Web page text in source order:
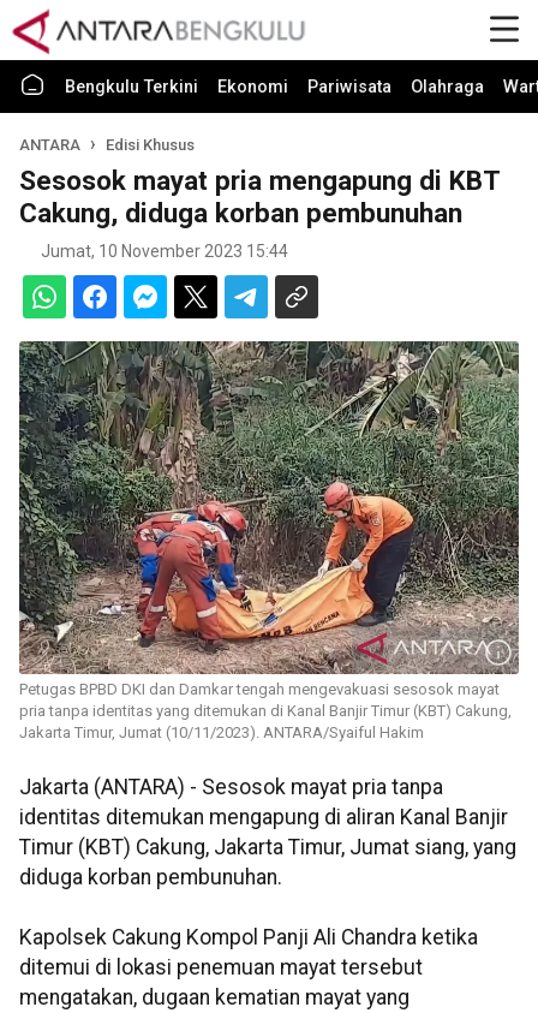
Bengkulu Terkini Ekonomi Pariwisata Olahraga
ANTARA Edisi Khusus
Sesosok mayat pria mengapung di KBT
Cakung, diduga korban pembunuhan
Jumat, 10 November 2023 15:44
Petugas BPBD DKI dan Damkar tengah mengevakuasi sesosok mayat
pria tanpa identitas yang ditemukan di Kanal Banjir Timur (KBT) Cakung,
Jakarta Timur, Jumat (10/11/2023). ANTARA/Syaiful Hakim
Jakarta (ANTARA) - Sesosok mayat pria tanpa
identitas ditemukan mengapung di aliran Kanal Banjir
Timur (KBT) Cakung, Jakarta Timur, Jumat siang, yang
diduga korban pembunuhan.
Kapolsek Cakung Kompol Panji Ali Chandra ketika
ditemui di lokasi penemuan mayat tersebut
mengatakan, dugaan kematian mayat yang